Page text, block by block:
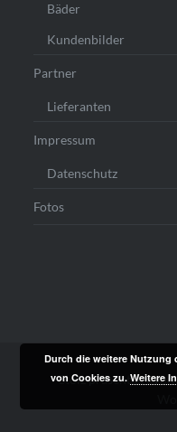
Bäder
Kundenbilder
Partner
Lieferanten
Impressum
Datenschutz
Fotos
Stolz präsentiert von
Durch die weitere Nutzung
von Cookies zu.Weitere